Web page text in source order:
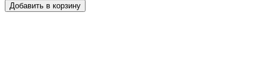
Добавить в корзину